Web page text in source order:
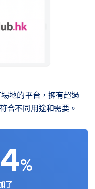
地的平台，擁有超過
合不同用途和需要。
%
了